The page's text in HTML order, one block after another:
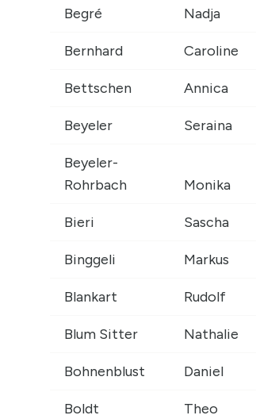
Begré Nadja
Bernhard Caroline
Bettschen Annica
Beyeler Seraina
Beyeler-
Rohrbach
Monika
Bieri Sascha
Binggeli Markus
Blankart Rudolf
Blum Sitter Nathalie
Bohnenblust Daniel
Boldt Theo